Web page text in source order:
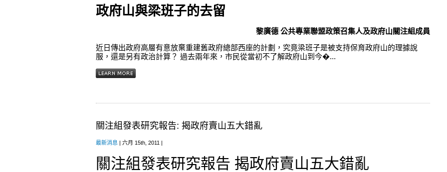
政府山與梁班子的去留
黎廣德 公共專業聯盟政策召集人及政府山關注組成員
近日傳出政府高層有意放棄重建舊政府總部西座的計劃，究竟梁班子是被支持保育政府山的理據說
服，還是另有政治計算？ 過去兩年來，市民從當初不了解政府山到今�...
關注組發表研究報告: 揭政府賣山五大錯亂
最新消息 | 六月 15th, 2011 |
關注組發表研究報告 揭政府賣山五大錯亂